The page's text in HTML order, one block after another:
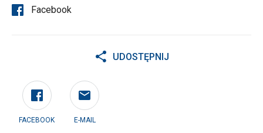
Facebook
UDOSTĘPNIJ
FACEBOOK E-MAIL